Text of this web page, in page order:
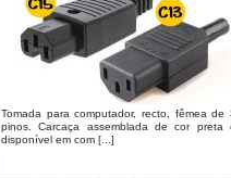
Tomada para computador, recto, fêmea de
pinos. Carcaça assemblada de cor preta
disponível em com [...]